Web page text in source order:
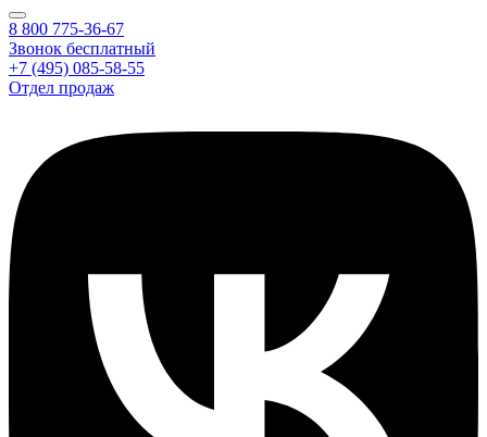
8 800 775-36-67
Звонок бесплатный
+7 (495) 085-58-55
Отдел продаж